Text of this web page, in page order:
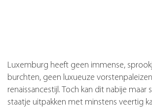
Luxemburg heeft geen immense,
burchten, geen luxueuze
renaissancestijl. Toch kan dit nabije maar
staatje uitpakken met minstens veertig